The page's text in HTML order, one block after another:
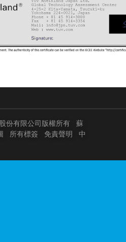
份有限公司版權所有 蘇
所有標簽 免責聲明
中